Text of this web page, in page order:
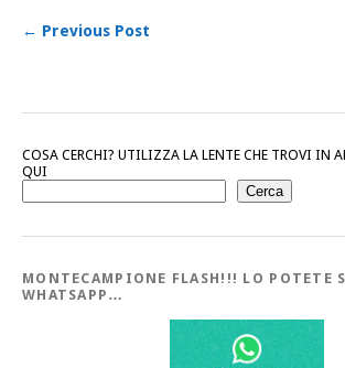
← Previous Post
COSA CERCHI? UTILIZZA LA LENTE CHE TROVI IN
QUI
Cerca
MONTECAMPIONE FLASH!!! LO POTETE
WHATSAPP…